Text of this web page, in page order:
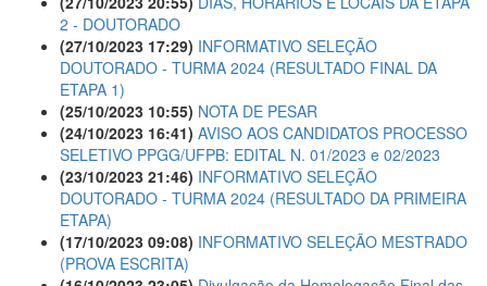
2 - DOUTORADO
(27/10/2023 17:29) INFORMATIVO SELEÇÃO
DOUTORADO - TURMA 2024 (RESULTADO FINAL DA
ETAPA 1)
(25/10/2023 10:55) NOTA DE PESAR
(24/10/2023 16:41) AVISO AOS CANDIDATOS PROCESSO
SELETIVO PPGG/UFPB: EDITAL N. 01/2023 e 02/2023
(23/10/2023 21:46) INFORMATIVO SELEÇÃO
DOUTORADO - TURMA 2024 (RESULTADO DA PRIMEIRA
ETAPA)
(17/10/2023 09:08) INFORMATIVO SELEÇÃO MESTRADO
(PROVA ESCRITA)